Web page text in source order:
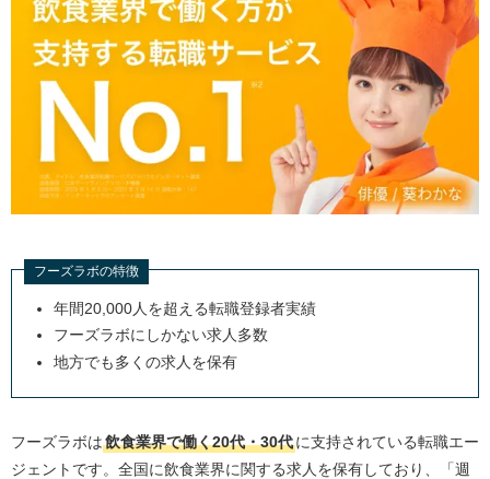
フーズラボの特徴
年間20,000人を超える転職登録者実績
フーズラボにしかない求人多数
地方でも多くの求人を保有
フーズラボは飲食業界で働く20代・30代に支持されている転職エー
ジェントです。全国に飲食業界に関する求人を保有しており、「週